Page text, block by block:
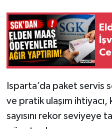
Isparta’da paket servis
ve pratik ulaşım
sayısını rekor seviyeye
RESMİ İLANLAR
SAĞLIK
Tarihi Yapılarımız